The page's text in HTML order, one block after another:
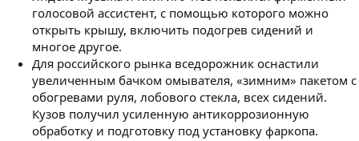
голосовой ассистент, с помощью которого можно
открыть крышу, включить подогрев сидений и
многое другое.
Для российского рынка вседорожник оснастили
увеличенным бачком омывателя, «зимним» пакетом с
обогревами руля, лобового стекла, всех сидений.
Кузов получил усиленную антикоррозионную
обработку и подготовку под установку фаркопа.